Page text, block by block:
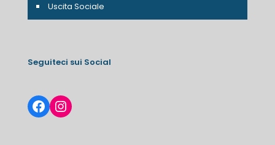
Uscita Sociale
Seguiteci sui Social
Facebook
Instagram